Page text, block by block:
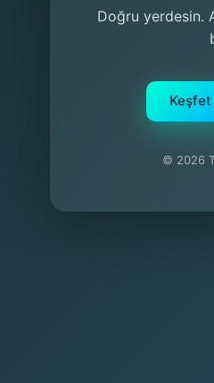
Doğru yerdesin.
Keşfet
© 2026